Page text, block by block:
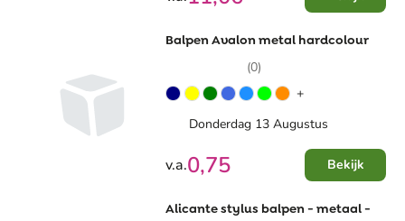
Balpen Avalon metal hardcolour
(0)
+
Donderdag 13 Augustus
v.a.0,75 Bekijk
Alicante stylus balpen - metaal -